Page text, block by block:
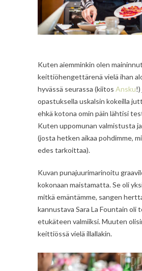
Kuten aiemminkin olen
keittiöhengettärenä vielä ihan
hyvässä seurassa (kiitos Ansku!)
opastuksella uskalsin kokeilla
ehkä kotona omin päin lähtisi
Kuten uppomunan valmistusta
(josta hetken aikaa pohdimme,
edes tarkoittaa).
Kuvan punajuurimarinoitu
kokonaan maistamatta. Se oli
mitkä emäntämme, sangen
kannustava Sara La Fountain oli
etukäteen valmiiksi. Muuten
keittiössä vielä illallakin.